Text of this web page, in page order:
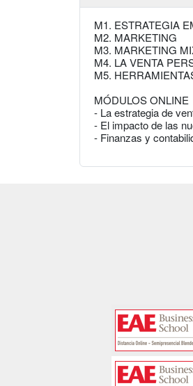
M1. ESTRATEGIA
M2. MARKETING
M3. MARKETING
M4. LA VENTA
M5.
MÓDULOS ONLINE
- La estrategia de
- El impacto de las
- Finanzas y